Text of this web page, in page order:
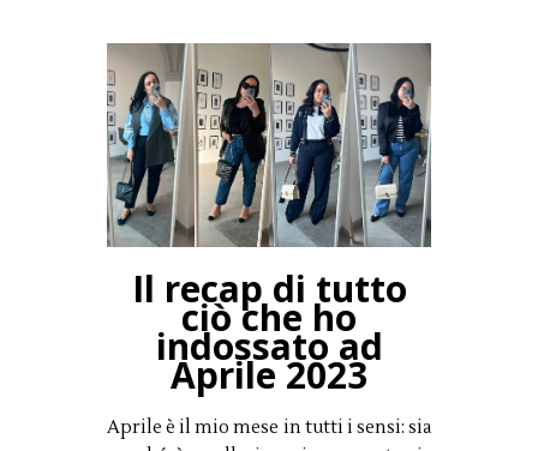
Il recap di tutto
ciò che ho
indossato ad
Aprile 2023
Aprile è il mio mese in tutti i sensi: sia